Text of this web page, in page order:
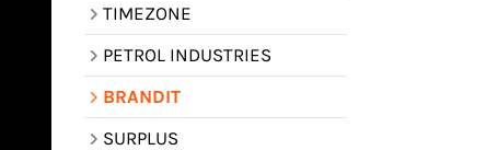
TIMEZONE
PETROL INDUSTRIES
BRANDIT
SURPLUS